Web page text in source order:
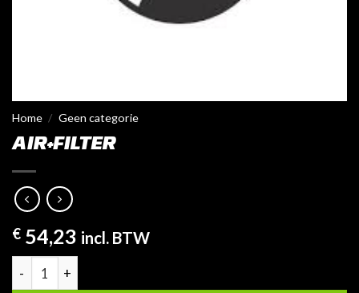
Home / Geen categorie
AIR+FILTER
€ 54,23 incl. BTW
Air+Filter aantal